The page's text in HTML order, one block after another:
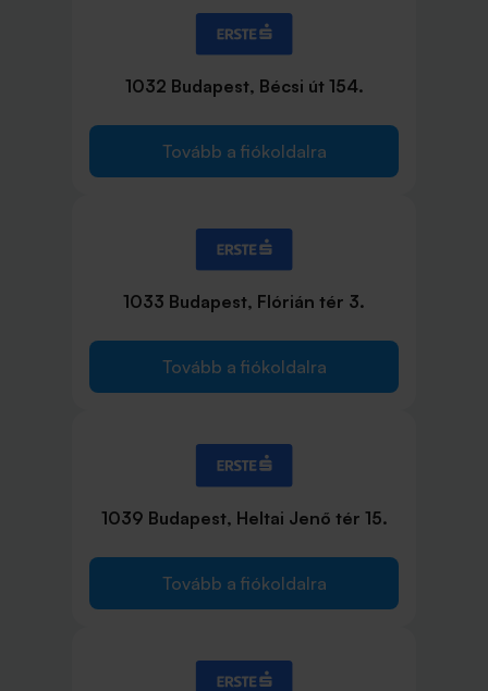
1032 Budapest, Bécsi út 154.
Tovább a fiókoldalra
1033 Budapest, Flórián tér 3.
Tovább a fiókoldalra
1039 Budapest, Heltai Jenő tér 15.
Tovább a fiókoldalra